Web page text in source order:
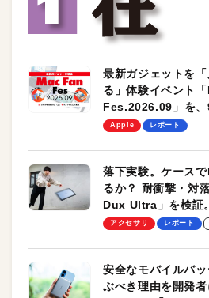
最新ガジェットを
る」体験イベント
Fes.2026.09」を
します！
Apple レポート
落下実験。ケース
るか？ 耐衝撃・対
Dux Ultra」を検証
のモバイルユース
アクセサリ レポート
安全なモバイルバ
ぶべき理由を開発者